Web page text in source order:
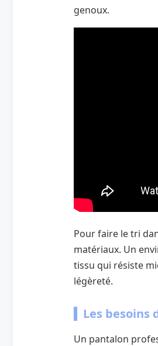
genoux.
Pour faire le tri
matériaux. Un
tissu qui résiste
légèreté.
Les besoins
Un pantalon